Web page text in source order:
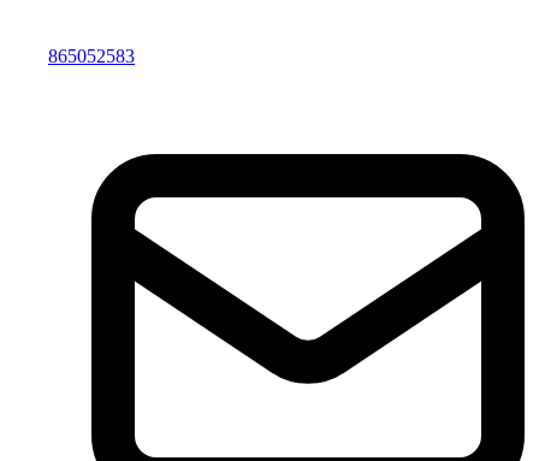
865052583